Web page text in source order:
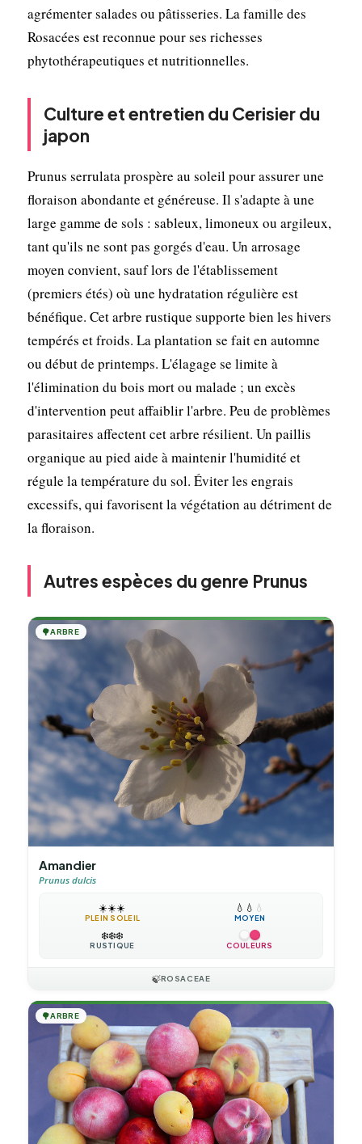
agrémenter salades ou pâtisseries. La famille des
Rosacées est reconnue pour ses richesses
phytothérapeutiques et nutritionnelles.
Culture et entretien du Cerisier du
japon
Prunus serrulata prospère au soleil pour assurer une
floraison abondante et généreuse. Il s'adapte à une
large gamme de sols : sableux, limoneux ou argileux,
tant qu'ils ne sont pas gorgés d'eau. Un arrosage
moyen convient, sauf lors de l'établissement
(premiers étés) où une hydratation régulière est
bénéfique. Cet arbre rustique supporte bien les hivers
tempérés et froids. La plantation se fait en automne
ou début de printemps. L'élagage se limite à
l'élimination du bois mort ou malade ; un excès
d'intervention peut affaiblir l'arbre. Peu de problèmes
parasitaires affectent cet arbre résilient. Un paillis
organique au pied aide à maintenir l'humidité et
régule la température du sol. Éviter les engrais
excessifs, qui favorisent la végétation au détriment de
la floraison.
Autres espèces du genre Prunus
🌳ARBRE
Amandier
Prunus dulcis
☀️☀️☀️
PLEIN SOLEIL
💧 💧 💧
MOYEN
❄️❄️❄️
RUSTIQUE COULEURS
🍃ROSACEAE
🌳ARBRE